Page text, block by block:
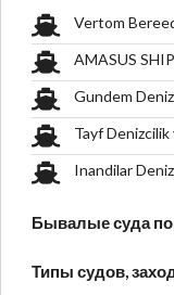
Vertom
AMASUS
Gundem
Tayf Denizcilik
Inandilar
Бывалые суда
Типы судов,